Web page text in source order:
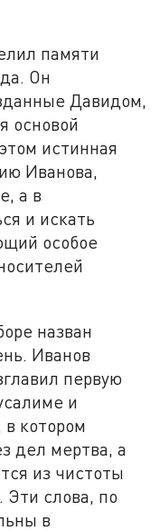
памяти
Он
Давидом,
основой
истинная
Иванова,
а в
и искать
особое
назван
Иванов
первую
и
котором
дел мертва, а
из чистоты
Эти слова, по
в